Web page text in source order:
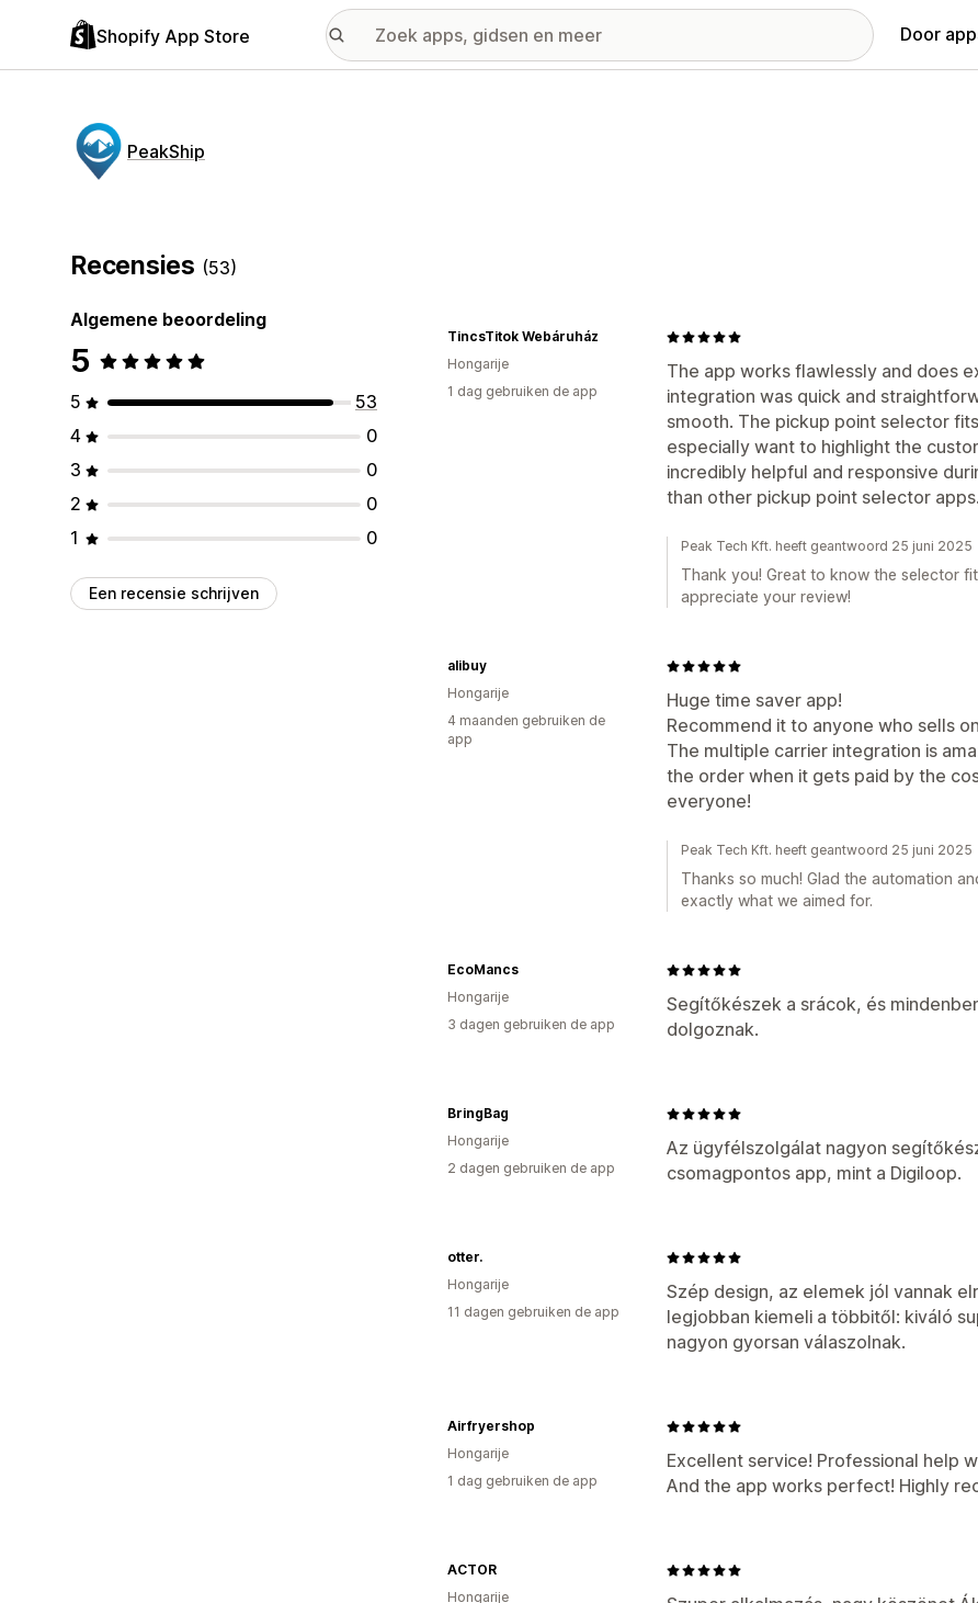
Shopify App Store Door
PeakShip
Recensies (53)
Algemene beoordeling
5
5
53
4
0
3
0
2
0
1
0
Een recensie schrijven
The app works flawlessly and does
integration was quick and
smooth. The pickup point selector
especially want to highlight the
incredibly helpful and responsive
than other pickup point selector
TincsTitok Webáruház
Hongarije
1 dag gebruiken de app
Peak Tech Kft. heeft geantwoord 25 juni 2025
Thank you! Great to know the selector
appreciate your review!
Huge time saver app!
Recommend it to anyone who sells
The multiple carrier integration is
the order when it gets paid by the
everyone!
alibuy
Hongarije
4 maanden gebruiken de
app
Peak Tech Kft. heeft geantwoord 25 juni 2025
Thanks so much! Glad the automation
exactly what we aimed for.
Segítőkészek a srácok, és
dolgoznak.
EcoMancs
Hongarije
3 dagen gebruiken de app
Az ügyfélszolgálat nagyon
csomagpontos app, mint a Digiloop.
BringBag
Hongarije
2 dagen gebruiken de app
Szép design, az elemek jól vannak
legjobban kiemeli a többitől: kiváló
nagyon gyorsan válaszolnak.
otter.
Hongarije
11 dagen gebruiken de app
Excellent service! Professional help
And the app works perfect! Highly
Airfryershop
Hongarije
1 dag gebruiken de app
ACTOR
Hongarije